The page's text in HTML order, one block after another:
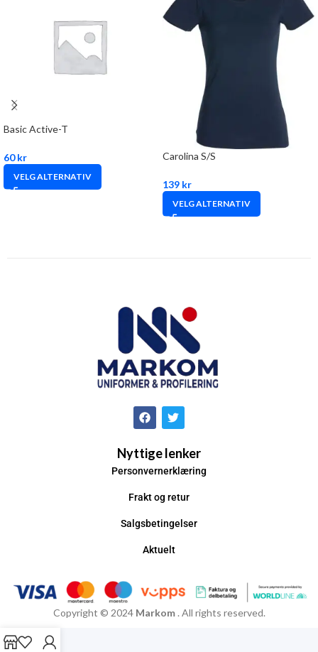
Basic Active-T
60kr
VELG ALTERNATIV
Carolina S/S
139 kr
VELG ALTERNATIV
Nyttige lenker
Personvernerklæring
Frakt og retur
Salgsbetingelser
Aktuelt
Copyright © 2024 Markom . All rights reserved.